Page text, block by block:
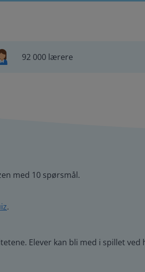
92 000 lærere
med 10 spørsmål.
.
Elever kan bli med i spillet